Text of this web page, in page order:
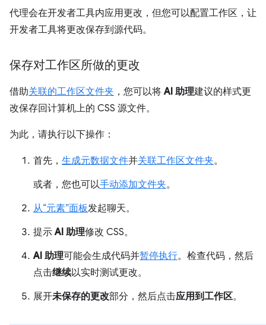
代理会在开发者工具内应用更改，但您可以配置工作区，让
开发者工具将更改保存到源代码。
保存对工作区所做的更改
借助关联的工作区文件夹 ，您可以将AI 助理建议的样式更
改保存回计算机上的 CSS 源文件。
为此，请执行以下操作：
首先， 生成元数据文件并关联工作区文件夹。
或者，您也可以手动添加文件夹。
从“元素”面板发起聊天。
提示AI 助理修改 CSS。
AI 助理可能会生成代码并暂停执行。检查代码，然后
点击继续以实时测试更改。
展开未保存的更改部分，然后点击应用到工作区。